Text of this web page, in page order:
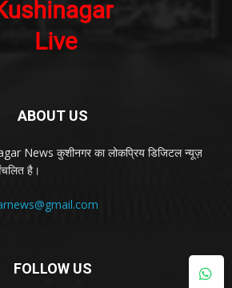
ABOUT US
News कुशीनगर का लोकप्रिय डिजिटल न्यूज़
है।
FOLLOW US